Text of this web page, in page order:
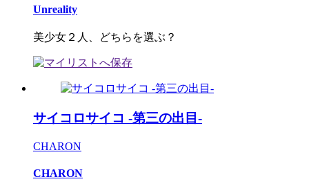
Unreality
美少女２人、どちらを選ぶ？
サイコロサイコ -第三の出目-
CHARON
CHARON